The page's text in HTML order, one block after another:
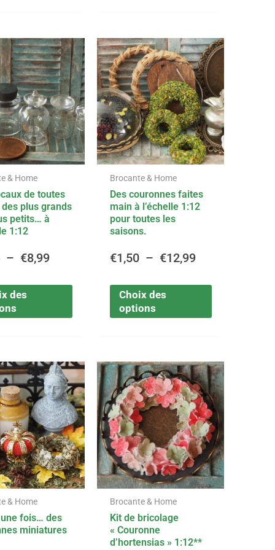
& Home
de toutes
plus grands
petits… à
1:12
– €8,99
Plage
de
prix :
€1,75
€8,99
des
Ce
produit
a
plusieurs
variations.
Les
options
peuvent
être
choisiesBrocante & Home
Des couronnes faites
main à l’échelle 1:12
pour toutes les
saisons.
€1,50 – €12,99
Plage
de
prix :
€1,50
€12,99
Choix des
options
Ce
produit
plusieurs
variations.
Les
options
peuvent
être
& Home
une fois… des
miniatures
Plage
de
prix :
€0,50
€7,99
Ce
produit
a
plusieurs
variations.
Les
options
peuvent
être
choisiesBrocante & Home
Kit de bricolage
« Couronne
d’hortensias » 1:12**
Ce
produit
a
plusieurs
variations.
Les
options
peuvent
être